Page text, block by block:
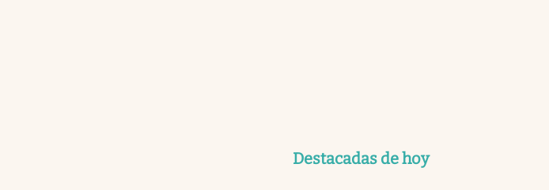
Destacadas de hoy